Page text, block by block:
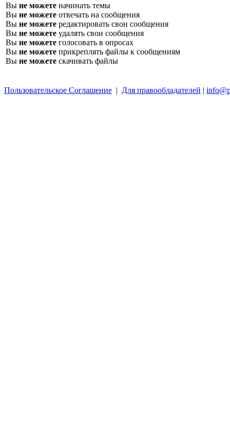
Вы не можете начинать темы
Вы не можете отвечать на сообщения
Вы не можете редактировать свои сообщения
Вы не можете удалять свои сообщения
Вы не можете голосовать в опросах
Вы не можете прикреплять файлы к сообщениям
Вы не можете скачивать файлы
Пользовательское Соглашение | Для правообладателей |